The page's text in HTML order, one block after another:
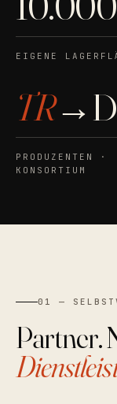
EIGENE
TR
PRODUZENTEN ·
KONSORTIUM
01 —
Partner.